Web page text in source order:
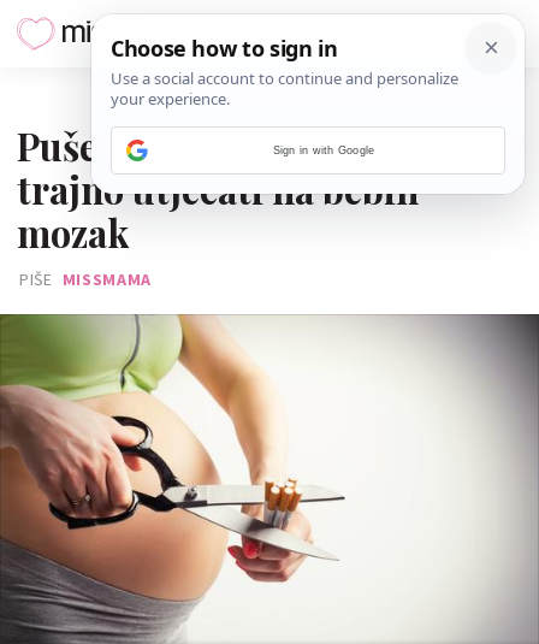
Pušenje u trudnoći može
trajno utjecati na bebin
mozak
PIŠE MISSMAMA
Sign in with Google